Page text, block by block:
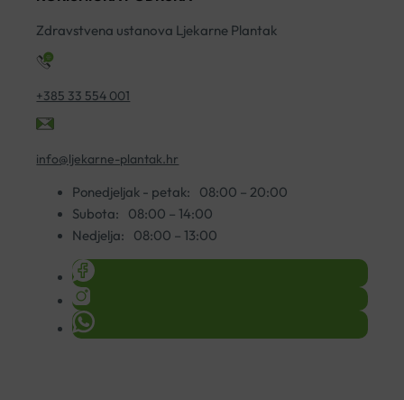
Zdravstvena ustanova Ljekarne Plantak
+385 33 554 001
info@ljekarne-plantak.hr
Ponedjeljak - petak:
08:00 – 20:00
Subota:
08:00 – 14:00
Nedjelja:
08:00 – 13:00